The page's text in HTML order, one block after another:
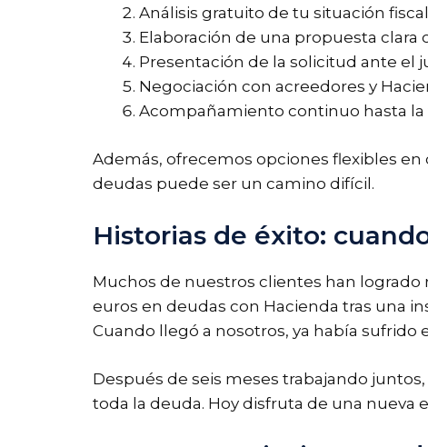
Análisis gratuito de tu situación
Elaboración de una propuesta clara
Presentación de la solicitud ante el
Negociación con acreedores y
Acompañamiento continuo hasta la
Además, ofrecemos opciones flexibles
deudas puede ser un camino difícil.
Historias de éxito:
Muchos de nuestros clientes han logrado
euros en deudas con Hacienda tras una
Cuando llegó a nosotros, ya había
Después de seis meses trabajando
toda la deuda. Hoy disfruta de una nueva